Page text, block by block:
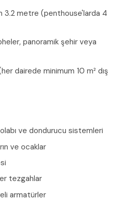
3.2 metre (penthouse'larda 4
panoramik şehir veya
dairede minimum 10 m² dış
ve dondurucu sistemleri
ve ocaklar
tezgahlar
armatürler